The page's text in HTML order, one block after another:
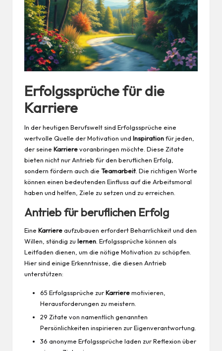
Erfolgssprüche für die
Karriere
In der heutigen Berufswelt sind Erfolgssprüche eine
wertvolle Quelle der Motivation und Inspirationfür jeden,
der seine Karrierevoranbringen möchte. Diese Zitate
bieten nicht nur Antrieb für den beruflichen Erfolg,
sondern fördern auch die Teamarbeit . Die richtigen Worte
können einen bedeutenden Einfluss auf die Arbeitsmoral
haben und helfen, Ziele zu setzen und zu erreichen.
Antrieb für beruflichen Erfolg
Eine Karriereaufzubauen erfordert Beharrlichkeit und den
Willen, ständig zu lernen . Erfolgssprüche können als
Leitfaden dienen, um die nötige Motivation zu schöpfen.
Hier sind einige Erkenntnisse, die diesen Antrieb
unterstützen:
65 Erfolgssprüche zurKarrieremotivieren,
Herausforderungen zu meistern.
29 Zitate von namentlich genannten
Persönlichkeiten inspirieren zur Eigenverantwortung.
36 anonyme Erfolgssprüche laden zur Reflexion über